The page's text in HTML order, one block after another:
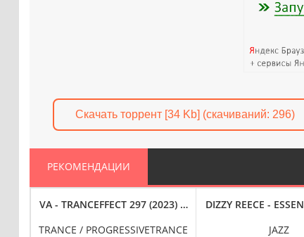
Скачать торрент [34 Kb] (cкачиваний: 296)
РЕКОМЕНДАЦИИ
[24-BIT HI-RES] (2025) FLAC
[EXPANDED EDITION, 24-BIT HI-RES] (2025) FLAC
VA - TRANCEFFECT 297 (2023) FLAC
TRANCE / PROGRESSIVETRANCE
DIZZY REECE -
JAZZ